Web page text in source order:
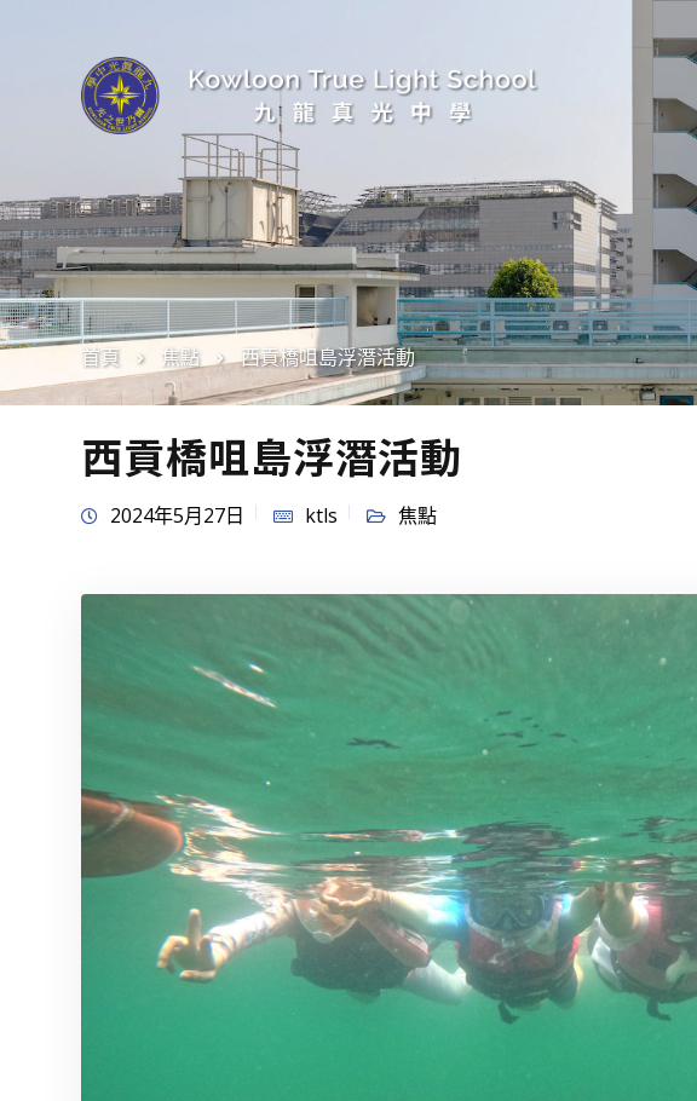
首頁 焦點 西貢橋咀島浮潛活動
西貢橋咀島浮潛活動
2024年5月27日 ktls 焦點